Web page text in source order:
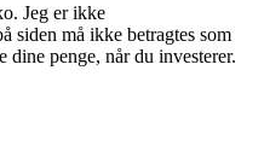
Jeg er ikke
siden må ikke betragtes som
penge, når du investerer.